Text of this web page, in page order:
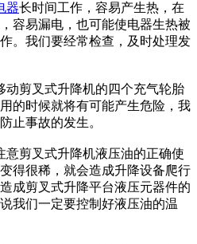
器长时间工作，容易产生热，在
容易漏电，也可能使电器生热被
。我们要经常检查，及时处理发
动剪叉式升降机的四个充气轮胎
的时候就将有可能产生危险，我
止事故的发生。
意剪叉式升降机液压油的正确使
得很稀，就会造成升降设备爬行
成剪叉式升降平台液压元器件的
我们一定要控制好液压油的温